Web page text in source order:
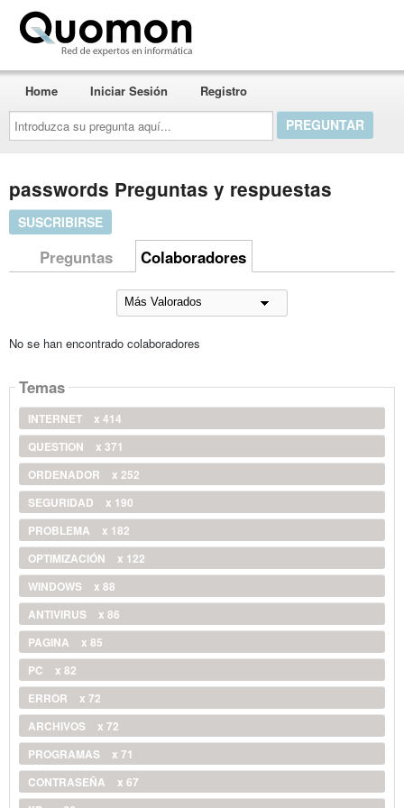
Introduzca
su
pregunta
aquí...
Home Iniciar Sesión Registro
passwords Preguntas y respuestas
SUSCRIBIRSE
Preguntas Colaboradores
No se han encontrado colaboradores
Temas
INTERNET
x 414
QUESTION
x 371
ORDENADOR
x 252
SEGURIDAD
x 190
PROBLEMA
x 182
OPTIMIZACIÓN
x 122
WINDOWS
x 88
ANTIVIRUS
x 86
PAGINA
x 85
PC
x 82
ERROR
x 72
ARCHIVOS
x 72
PROGRAMAS
x 71
CONTRASEÑA
x 67